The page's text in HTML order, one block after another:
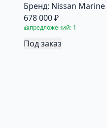
Бренд: Nissan Marine
678 000 ₽
предложений: 1
Под заказ